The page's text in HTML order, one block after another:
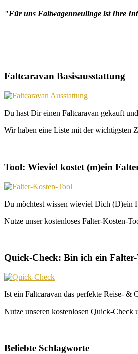
"Für uns Faltwagenneulinge ist Ihre
Faltcaravan Basisausstattung
Du hast Dir einen Faltcaravan gekauft
Wir haben eine Liste mit der wichtigsten
Tool: Wieviel kostet (m)ein
Du möchtest wissen wieviel Dich (D)ein
Nutze unser kostenloses Falter-Kosten-
Quick-Check: Bin ich ein
Ist ein Faltcaravan das perfekte Reise- &
Nutze unseren kostenlosen Quick-
Beliebte Schlagworte